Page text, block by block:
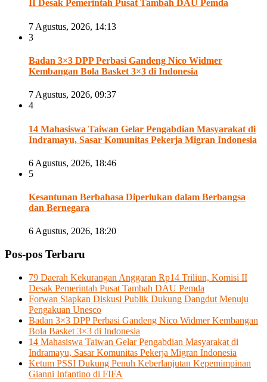
II Desak Pemerintah Pusat Tambah DAU Pemda
7 Agustus, 2026, 14:13
3
Badan 3×3 DPP Perbasi Gandeng Nico Widmer
Kembangan Bola Basket 3×3 di Indonesia
7 Agustus, 2026, 09:37
4
14 Mahasiswa Taiwan Gelar Pengabdian Masyarakat di
Indramayu, Sasar Komunitas Pekerja Migran Indonesia
6 Agustus, 2026, 18:46
5
Kesantunan Berbahasa Diperlukan dalam Berbangsa
dan Bernegara
6 Agustus, 2026, 18:20
Pos-pos Terbaru
79 Daerah Kekurangan Anggaran Rp14 Triliun, Komisi II
Desak Pemerintah Pusat Tambah DAU Pemda
Forwan Siapkan Diskusi Publik Dukung Dangdut Menuju
Pengakuan Unesco
Badan 3×3 DPP Perbasi Gandeng Nico Widmer Kembangan
Bola Basket 3×3 di Indonesia
14 Mahasiswa Taiwan Gelar Pengabdian Masyarakat di
Indramayu, Sasar Komunitas Pekerja Migran Indonesia
Ketum PSSI Dukung Penuh Keberlanjutan Kepemimpinan
Gianni Infantino di FIFA